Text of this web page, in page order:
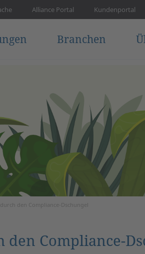
Alliance Portal Kundenportal
Branchen
durch den Compliance-Dschungel
den Compliance-